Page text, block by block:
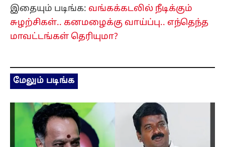
இதையும் படிங்க: வங்கக்கடலில் நீடிக்கும்
சுழற்சிகள்.. கனமழைக்கு வாய்ப்பு.. எந்தெந்த
மாவட்டங்கள் தெரியுமா?
மேலும் படிங்க